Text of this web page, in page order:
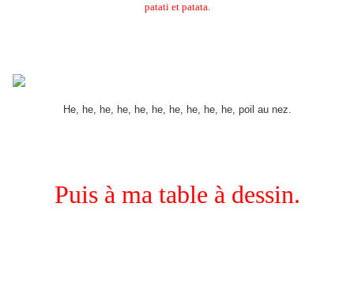
patati et patata.
He, he, he, he, he, he, he, he, he, he, poil au nez.
Puis à ma table à dessin.